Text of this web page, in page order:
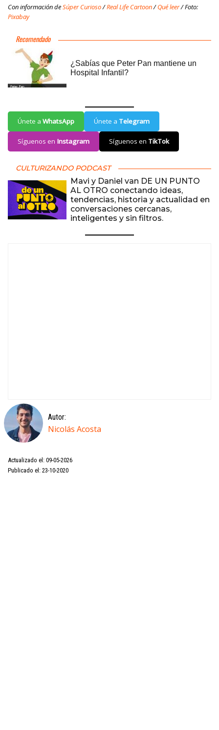
Con información deSúper Curioso/Real Life Cartoon/Qué leer/ Foto:
Pixabay
Únete a WhatsApp Únete a Telegram
Síguenos en Instagram Síguenos en TikTok
CULTURIZANDO PODCAST
Mavi y Daniel van DE UN PUNTO
AL OTRO conectando ideas,
tendencias, historia y actualidad en
conversaciones cercanas,
inteligentes y sin filtros.
Autor:
Nicolás Acosta
Actualizado el: 09-05-2026
Publicado el: 23-10-2020